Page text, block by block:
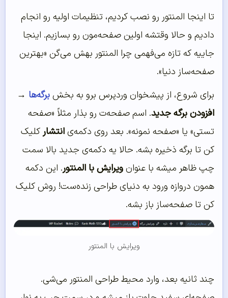
تا اینجا المنتور رو نصب کردیم، تنظیمات اولیه رو انجام
دادیم و حالا وقتشه اولین صفحه‌مون رو بسازیم. اینجا
جاییه که تازه می‌فهمی چرا المنتور بهش می‌گن «بهترین
صفحه‌ساز دنیا».
برای شروع، از پیشخوان وردپرس برو به بخشبرگه‌ها →
افزودن برگه جدید. اسم صفحه‌ت رو بذار مثلاً «صفحه
تستی» یا «صفحه نمونه». بعد روی دکمه‌یانتشارکلیک
کن تا برگه ذخیره بشه. حالا یه دکمه‌ی جدید بالا سمت
چپ ظاهر میشه با عنوانویرایش با المنتور. این دکمه
همون دروازه ورود به دنیای طراحی زنده‌ست! روش کلیک
کن تا صفحه‌ساز باز بشه.
ویرایش با المنتور
چند ثانیه بعد، وارد محیط طراحی المنتور می‌شی.